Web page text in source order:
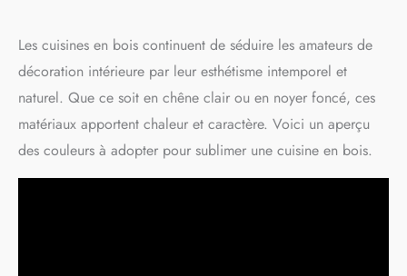
Les cuisines en bois continuent de séduire les amateurs de
décoration intérieure par leur esthétisme intemporel et
naturel. Que ce soit en chêne clair ou en noyer foncé, ces
matériaux apportent chaleur et caractère. Voici un aperçu
des couleurs à adopter pour sublimer une cuisine en bois.